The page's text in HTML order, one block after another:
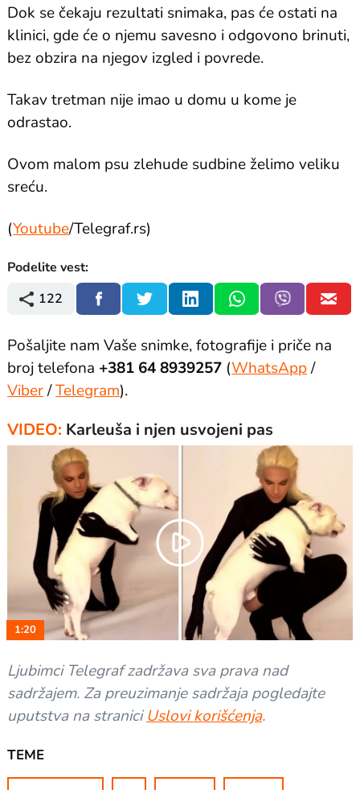
Dok se čekaju rezultati snimaka, pas će ostati na
klinici, gde će o njemu savesno i odgovono brinuti,
bez obzira na njegov izgled i povrede.
Takav tretman nije imao u domu u kome je
odrastao.
Ovom malom psu zlehude sudbine želimo veliku
sreću.
(Youtube/Telegraf.rs)
Podelite vest:
122
Pošaljite nam Vaše snimke, fotografije i priče na
broj telefona +381 64 8939257 (WhatsApp/
Viber/Telegram).
VIDEO: Karleuša i njen usvojeni pas
Play
Video
1:20
Ljubimci Telegraf zadržava sva prava nad
sadržajem. Za preuzimanje sadržaja pogledajte
uputstva na straniciUslovi korišćenja.
TEME